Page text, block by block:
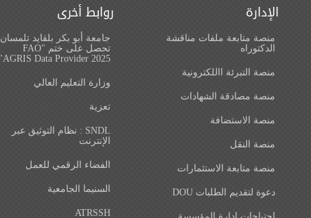
روابط أخرى
جامعة أبو بكر بلقايد تلمسان
تحصل على ختم "FAO
AGRIS Data Provider 2025"
وزارة التعليم العالي
تعزية
SNDL : نظام التوثيق عبر
الإنترنت
الفضاء الرقمي للعمل
السنيما الجامعية
ATRSSH
الإدارة
منصة متابعة ملفات مناقشة
الدكتوراه
منصة التبرئة االلكترونية
منصة مصادقة الشهادات
منصة الاستضافة
منصة النقل
منصة متابعة الاستثمارات
دعوة لتقديم الطلبات DOU